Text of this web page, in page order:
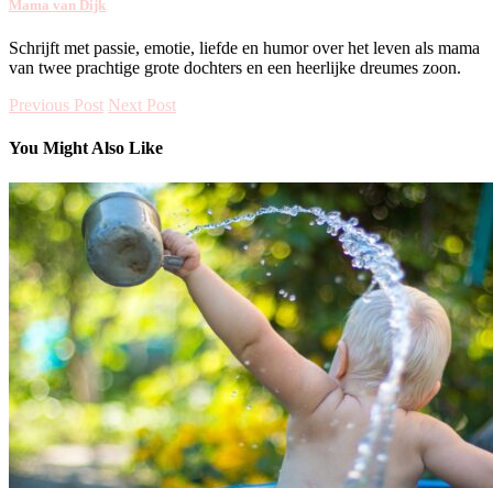
Mama van Dijk
Schrijft met passie, emotie, liefde en humor over het leven als mama
van twee prachtige grote dochters en een heerlijke dreumes zoon.
Previous Post Next Post
You Might Also Like